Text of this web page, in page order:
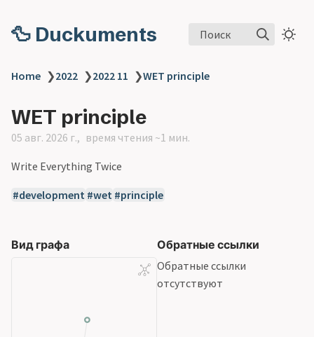
🦆 Duckuments Поиск
Home ❯2022 ❯2022 11 ❯WET principle
WET principle
05 авг. 2026 г. время чтения ~1 мин.
Write Everything Twice
development wet principle
Вид графа
Обратные ссылки
Обратные ссылки
отсутствуют